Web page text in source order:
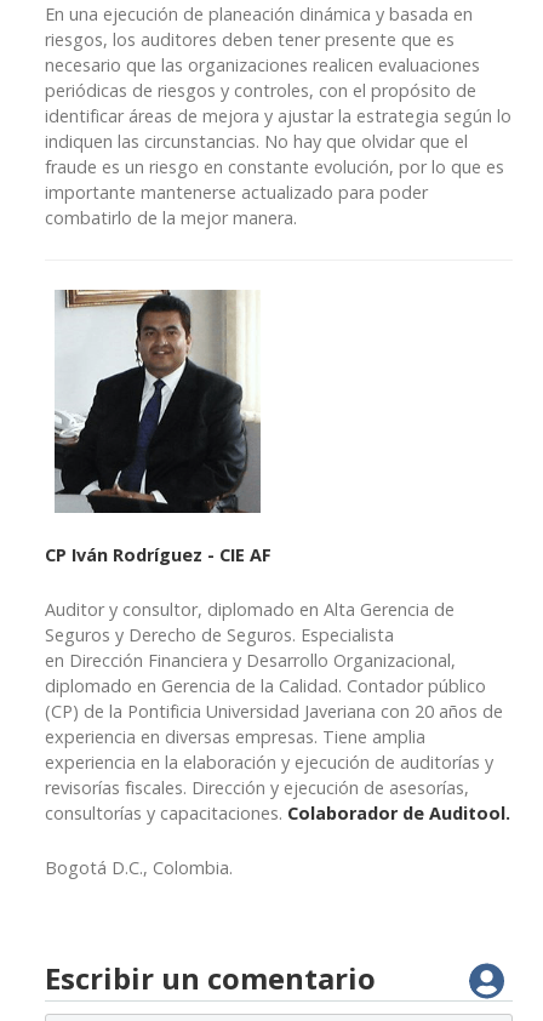
En una ejecución de planeación dinámica y basada en
riesgos, los auditores deben tener presente que es
necesario que las organizaciones realicen evaluaciones
periódicas de riesgos y controles, con el propósito de
identificar áreas de mejora y ajustar la estrategia según lo
indiquen las circunstancias. No hay que olvidar que el
fraude es un riesgo en constante evolución, por lo que es
importante mantenerse actualizado para poder
combatirlo de la mejor manera.
CP Iván Rodríguez - CIE AF
Auditor y consultor, diplomado en Alta Gerencia de
Seguros y Derecho de Seguros. Especialista
en Dirección Financiera y Desarrollo Organizacional,
diplomado en Gerencia de la Calidad. Contador público
(CP) de la Pontificia Universidad Javeriana con 20 años de
experiencia en diversas empresas. Tiene amplia
experiencia en la elaboración y ejecución de auditorías y
revisorías fiscales. Dirección y ejecución de asesorías,
consultorías y capacitaciones. Colaborador de Auditool.
Bogotá D.C., Colombia.
Escribir un comentario